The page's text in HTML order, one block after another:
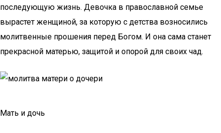
последующую жизнь. Девочка в православной семье
вырастет женщиной, за которую с детства возносились
молитвенные прошения перед Богом. И она сама станет
прекрасной матерью, защитой и опорой для своих чад.
Мать и дочь